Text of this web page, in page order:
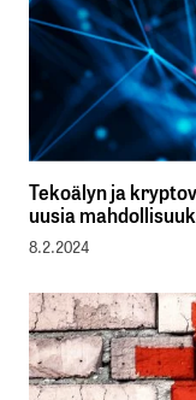
Tekoälyn ja
uusia
8.2.2024